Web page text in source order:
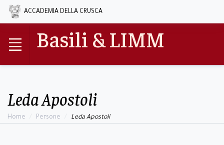
ACCADEMIA DELLA CRUSCA
Basili & LIMM
Leda Apostoli
Home Persone Leda Apostoli